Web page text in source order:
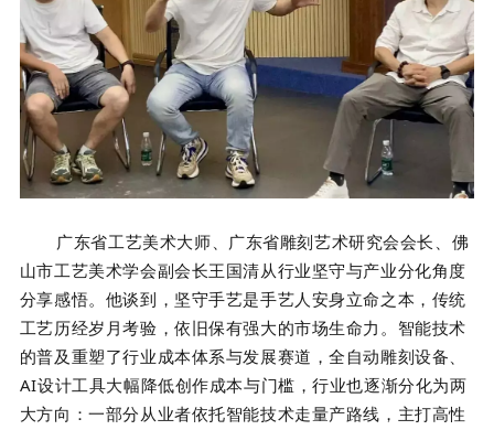
广东省工艺美术大师、广东省雕刻艺术研究会会长、佛
山市工艺美术学会副会长王国清从行业坚守与产业分化角度
分享感悟。他谈到，坚守手艺是手艺人安身立命之本，传统
工艺历经岁月考验，依旧保有强大的市场生命力。智能技术
的普及重塑了行业成本体系与发展赛道，全自动雕刻设备、
AI设计工具大幅降低创作成本与门槛，行业也逐渐分化为两
大方向：一部分从业者依托智能技术走量产路线，主打高性